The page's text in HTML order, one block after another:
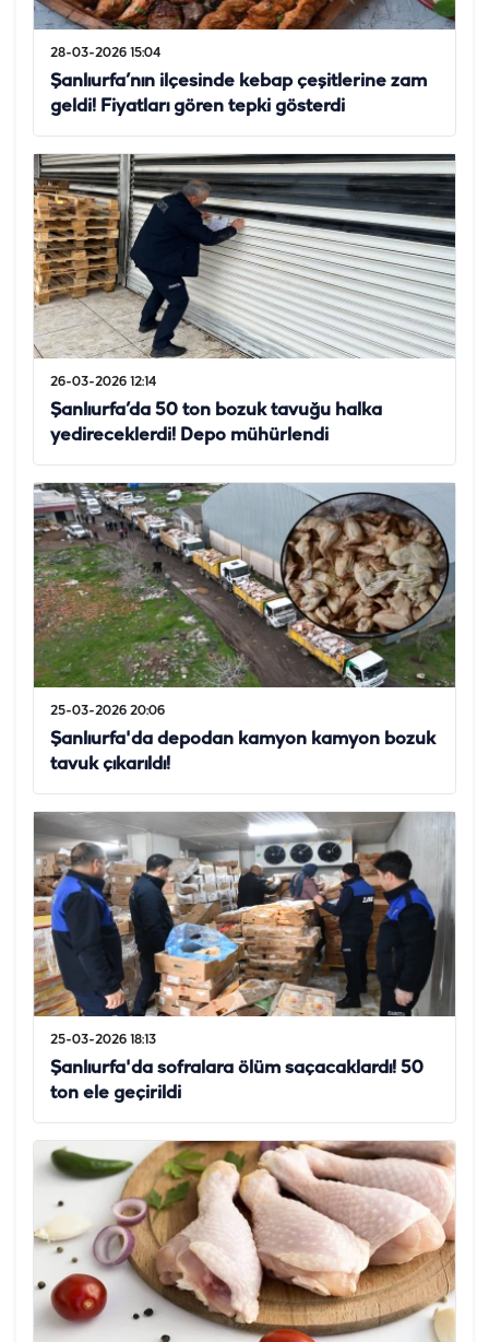
28-03-2026 15:04
Şanlıurfa’nın ilçesinde kebap çeşitlerine zam
geldi! Fiyatları gören tepki gösterdi
26-03-2026 12:14
Şanlıurfa’da 50 ton bozuk tavuğu halka
yedireceklerdi! Depo mühürlendi
25-03-2026 20:06
Şanlıurfa'da depodan kamyon kamyon bozuk
tavuk çıkarıldı!
25-03-2026 18:13
Şanlıurfa'da sofralara ölüm saçacaklardı! 50
ton ele geçirildi